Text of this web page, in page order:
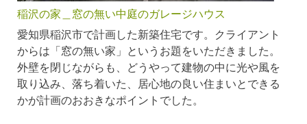
稲沢の家＿窓の無い中庭のガレージハウス
愛知県稲沢市で計画した新築住宅です。クライアント
からは「窓の無い家」というお題をいただきました。
外壁を閉じながらも、どうやって建物の中に光や風を
取り込み、落ち着いた、居心地の良い住まいとできる
かが計画のおおきなポイントでした。